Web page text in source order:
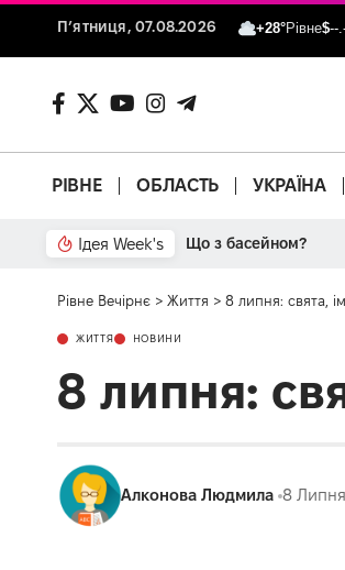
П’ятниця, 07.08.2026 +28°Рівне$--
РІВНЕ ОБЛАСТЬ УКРАЇНА
Ідея Week's Що з басейном?
Рівне Вечірнє > Життя > 8 липня: свята,
ЖИТТЯ НОВИНИ
8 липня:
Алконова Людмила 8